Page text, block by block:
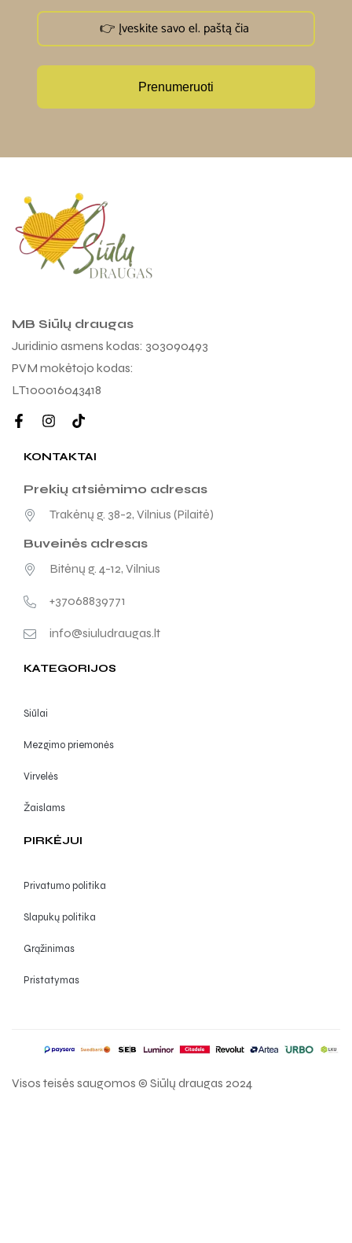
Prenumeruoti
MB Siūlų draugas
Juridinio asmens kodas: 303090493
PVM mokėtojo kodas:
LT100016043418
KONTAKTAI
Prekių atsiėmimo adresas
Trakėnų g. 38-2, Vilnius (Pilaitė)
Buveinės adresas
Bitėnų g. 4-12, Vilnius
+37068839771
info@siuludraugas.lt
KATEGORIJOS
Siūlai
Mezgimo priemonės
Virvelės
Žaislams
PIRKĖJUI
Privatumo politika
Slapukų politika
Grąžinimas
Pristatymas
Visos teisės saugomos © Siūlų draugas 2024